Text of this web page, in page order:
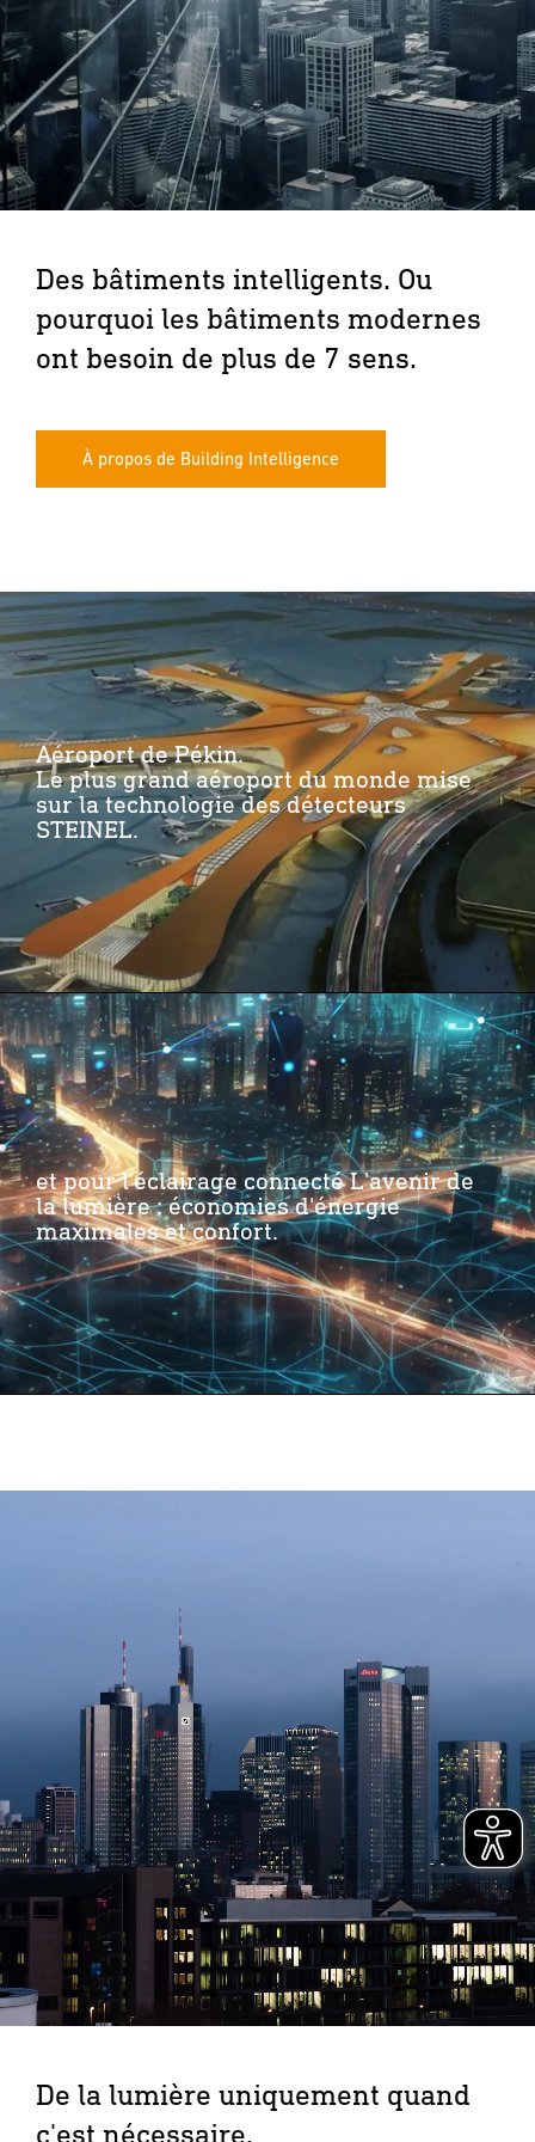
Des bâtiments intelligents. Ou
pourquoi les bâtiments modernes
ont besoin de plus de 7 sens.
À propos de Building Intelligence
Aéroport de Pékin.
Le plus grand aéroport du monde mise
sur la technologie des détecteurs
STEINEL.
et pour l'éclairage connecté L'avenir de
la lumière : économies d'énergie
maximales et confort.
De la lumière uniquement quand
c'est nécessaire.